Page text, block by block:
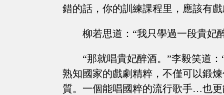
錯的話，你的訓練課程里，應該有
柳若思道：“我只學過一段貴妃
“那就唱貴妃醉酒。”李毅笑道
熟知國家的戲劇精粹，不僅可以鍛
質。一個能唱國粹的流行歌手…也